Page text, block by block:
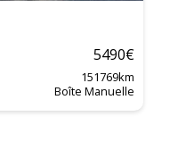
5490€
151769km
Boîte Manuelle